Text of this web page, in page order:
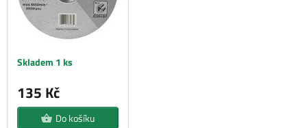
Skladem 1 ks
135 Kč
Do košíku